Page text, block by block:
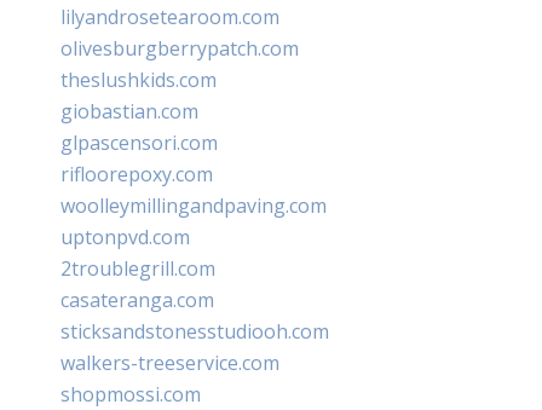
lilyandrosetearoom.com
olivesburgberrypatch.com
theslushkids.com
giobastian.com
glpascensori.com
rifloorepoxy.com
woolleymillingandpaving.com
uptonpvd.com
2troublegrill.com
casateranga.com
sticksandstonesstudiooh.com
walkers-treeservice.com
shopmossi.com